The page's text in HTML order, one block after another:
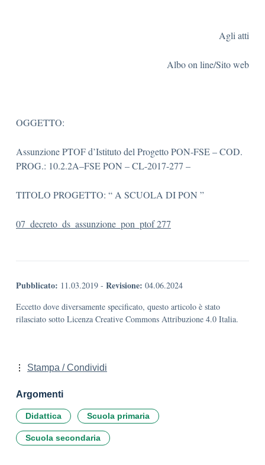
Agli atti
Albo on line/Sito web
OGGETTO:
Assunzione PTOF d’Istituto del Progetto PON-FSE – COD.
PROG.: 10.2.2A–FSE PON – CL-2017-277 –
TITOLO PROGETTO: “ A SCUOLA DI PON ”
07_decreto_ds_assunzione_pon_ptof 277
Pubblicato: 11.03.2019 - Revisione: 04.06.2024
Eccetto dove diversamente specificato, questo articolo è stato
rilasciato sotto Licenza Creative Commons Attribuzione 4.0 Italia.
Stampa / Condividi
Argomenti
Didattica Scuola primaria
Scuola secondaria